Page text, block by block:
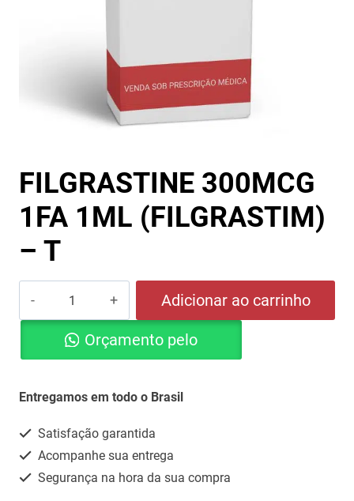
FILGRASTINE 300MCG
1FA 1ML (FILGRASTIM)
– T
FILGRASTINE
300MCG
(FILGRASTIM)
quantidade
Adicionar ao carrinho
Orçamento pelo
Entregamos em todo o Brasil
Satisfação garantida
Acompanhe sua entrega
Segurança na hora da sua compra